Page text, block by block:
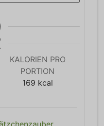
KALORIEN PRO
PORTION
169 kcal